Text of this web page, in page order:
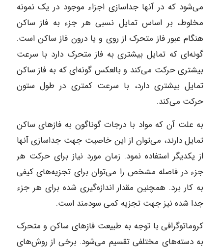
می‌شود که در آنها جداسازی اجزاء موجود در یک نمونه
مخلوط، بر اساس تمایل نسبی هر جزء به فاز ساکن
هنگام عبور فاز متحرک از روی و یا درون فاز ساکن است.
گونه‌ای که تمایل بیشتری به فاز متحرک دارد با سرعت
بیشتری حرکت ‌می‌کند و بالعکس گونه‌ای که به فاز ساکن
تمایل بیشتری دارد، با سرعت کمتری در طول ستون
حرکت می‌کند.
به علت آن که مواد با درجات گوناگون به فازهای ساکن
تمایل دارند، می‌توان از این خاصیت جهت جداسازی آنها
از یکدیگر استفاده نمود. زمان مورد نیاز برای حرکت هر
جزء در فاصله مشخص را می‌توان برای تجزیه‌های کیفی
به کار برد. همچنین مقدار اندازه‌گیری شده برای هر جزء
جدا شده نیز جهت تجزیه کمی سودمند است.
کروماتوگرافی با توجه به طبیعت فازهای ساکن و متحرک
به دسته‌های مختلفی تقسیم می‌شود. برخی از روش‌های